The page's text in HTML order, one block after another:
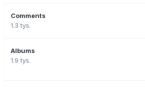
Comments
1.3 tys.
Albums
1.9 tys.